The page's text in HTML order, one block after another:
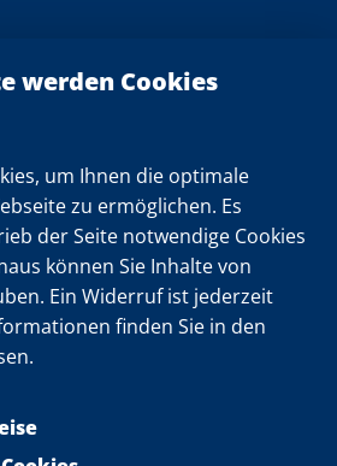
um Ihnen die optimale
zu ermöglichen. Es
der Seite notwendige Cookies
können Sie Inhalte von
Ein Widerruf ist jederzeit
finden Sie in den